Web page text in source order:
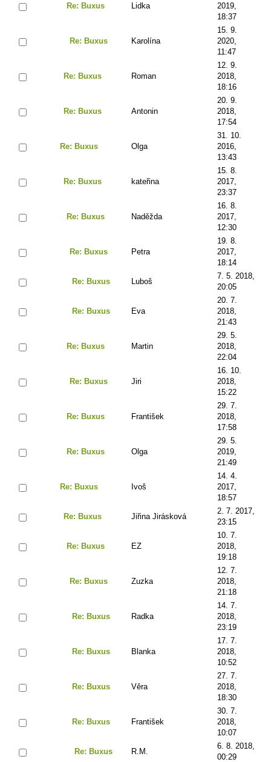
Re: Buxus Lidka
2019,
18:37
Re: Buxus Karolína
15. 9.
2020,
11:47
Re: Buxus Roman
12. 9.
2018,
18:16
Re: Buxus Antonin
20. 9.
2018,
17:54
Re: Buxus Olga
31. 10.
2016,
13:43
Re: Buxus kateřina
15. 8.
2017,
23:37
Re: Buxus Naděžda
16. 8.
2017,
12:30
Re: Buxus Petra
19. 8.
2017,
18:14
Re: Buxus Luboš
7. 5. 2018,
20:05
Re: Buxus Eva
20. 7.
2018,
21:43
Re: Buxus Martin
29. 5.
2018,
22:04
Re: Buxus Jiri
16. 10.
2018,
15:22
Re: Buxus František
29. 7.
2018,
17:58
Re: Buxus Olga
29. 5.
2019,
21:49
Re: Buxus Ivoš
14. 4.
2017,
18:57
Re: Buxus Jiřina Jirásková
2. 7. 2017,
23:15
Re: Buxus EZ
10. 7.
2018,
19:18
Re: Buxus Zuzka
12. 7.
2018,
21:18
Re: Buxus Radka
14. 7.
2018,
23:19
Re: Buxus Blanka
17. 7.
2018,
10:52
Re: Buxus Věra
27. 7.
2018,
18:30
Re: Buxus František
30. 7.
2018,
10:07
Re: Buxus R.M.
6. 8. 2018,
00:29